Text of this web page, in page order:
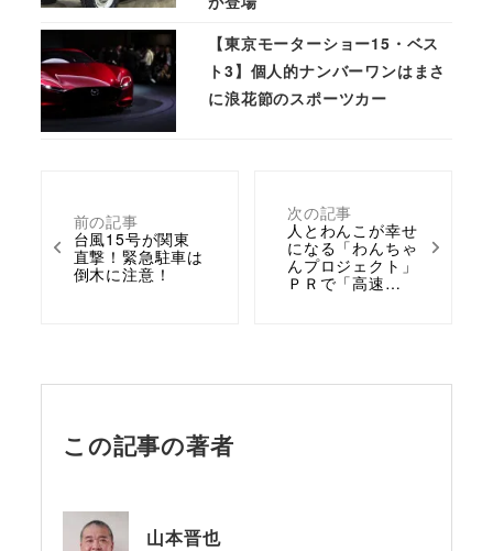
前の記事
台風15号が関東
直撃！緊急駐車は
倒木に注意！
次の記事
人とわんこが幸せ
になる「わんちゃ
んプロジェクト」
ＰＲで「高速…
【東京モーターショー15・ベス
ト3】個人的ナンバーワンはまさ
に浪花節のスポーツカー
この記事の著者
山本晋也